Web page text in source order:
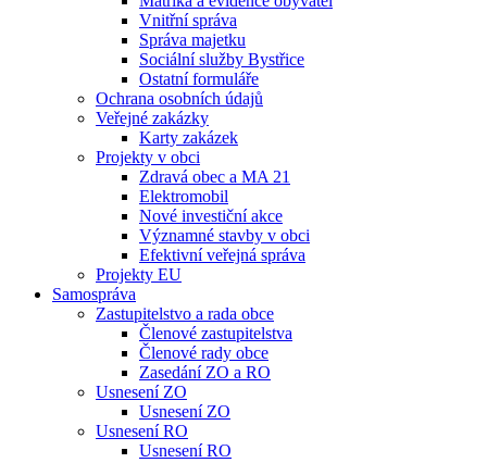
Vnitřní správa
Správa majetku
Sociální služby Bystřice
Ostatní formuláře
Ochrana osobních údajů
Veřejné zakázky
Karty zakázek
Projekty v obci
Zdravá obec a MA 21
Elektromobil
Nové investiční akce
Významné stavby v obci
Efektivní veřejná správa
Projekty EU
Samospráva
Zastupitelstvo a rada obce
Členové zastupitelstva
Členové rady obce
Zasedání ZO a RO
Usnesení ZO
Usnesení ZO
Usnesení RO
Usnesení RO